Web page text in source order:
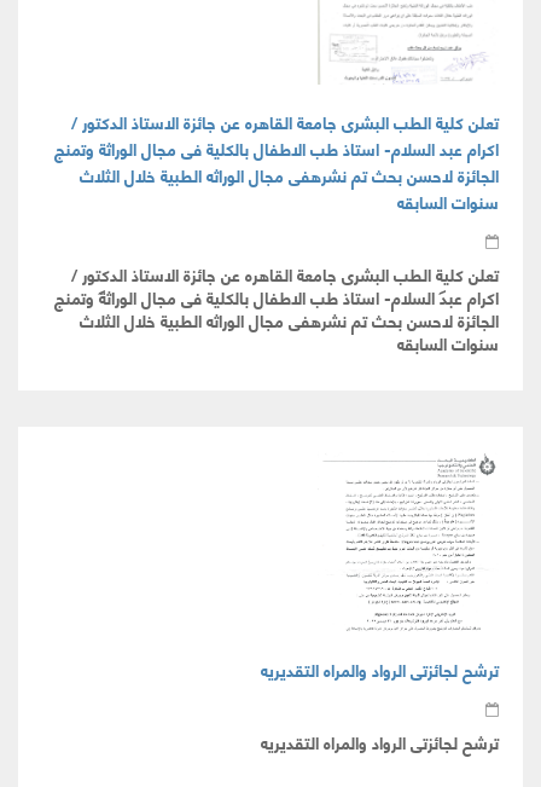
تعلن كلية الطب البشرى جامعة القاهره عن جائزة الاستاذ الدكتور /
اكرام عبد السلام- استاذ طب الاطفال بالكلية فى مجال الوراثة وتمنج
الجائزة لاحسن بحث تم نشرهفى مجال الوراثه الطبية خلال الثلاث
سنوات السابقه
تعلن كلية الطب البشرى جامعة القاهره عن جائزة الاستاذ الدكتور /
اكرام عبد السلام- استاذ طب الاطفال بالكلية فى مجال الوراثة وتمنج
الجائزة لاحسن بحث تم نشرهفى مجال الوراثه الطبية خلال الثلاث
سنوات السابقه
ترشح لجائزتى الرواد والمراه التقديريه
ترشح لجائزتى الرواد والمراه التقديريه